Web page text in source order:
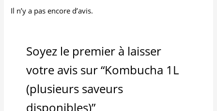
Il n’y a pas encore d’avis.
Soyez le premier à laisser
votre avis sur “Kombucha 1L
(plusieurs saveurs
disponibles)”